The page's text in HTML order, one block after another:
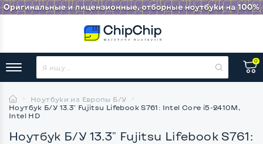
0
Ноутбуки из Европы Б/У
Ноутбук Б/У 13.3" Fujitsu Lifebook S761: Intel Core i5-2410M,
Intel HD
Ноутбук Б/У 13.3" Fujitsu Lifebook S761: